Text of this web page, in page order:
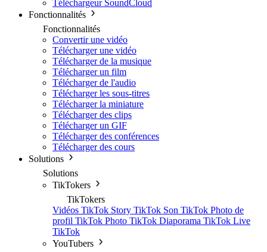
Téléchargeur SoundCloud
Fonctionnalités
Fonctionnalités
Convertir une vidéo
Télécharger une vidéo
Télécharger de la musique
Télécharger un film
Télécharger de l'audio
Télécharger les sous-titres
Télécharger la miniature
Télécharger des clips
Télécharger un GIF
Télécharger des conférences
Télécharger des cours
Solutions
Solutions
TikTokers
TikTokers
Vidéos TikTok Story TikTok Son TikTok Photo de
profil TikTok Photo TikTok Diaporama TikTok Live
TikTok
YouTubers